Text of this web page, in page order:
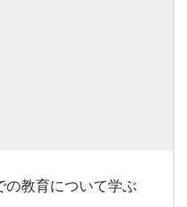
教育について学ぶ